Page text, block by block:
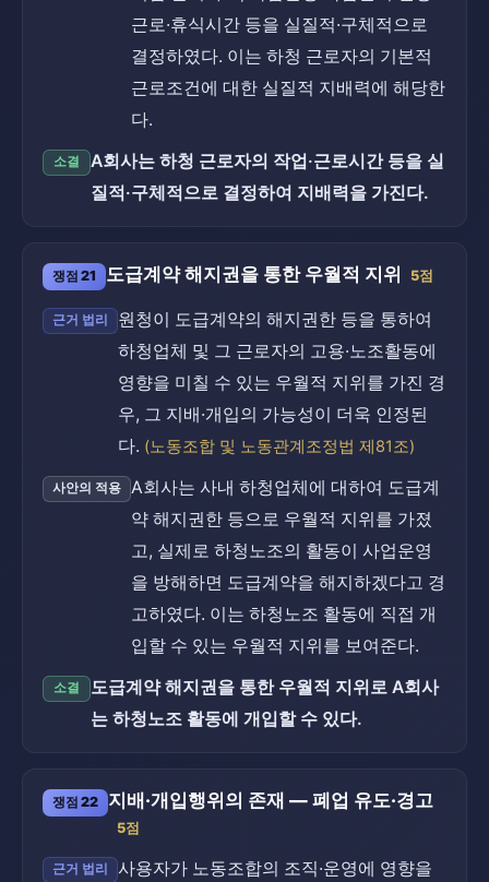
근로·휴식시간 등을 실질적·구체적으로
결정하였다. 이는 하청 근로자의 기본적
근로조건에 대한 실질적 지배력에 해당한
다.
소결
A회사는 하청 근로자의 작업·근로시간 등을 실
질적·구체적으로 결정하여 지배력을 가진다.
쟁점 21 도급계약 해지권을 통한 우월적 지위 5점
근거 법리
원청이 도급계약의 해지권한 등을 통하여
하청업체 및 그 근로자의 고용·노조활동에
영향을 미칠 수 있는 우월적 지위를 가진 경
우, 그 지배·개입의 가능성이 더욱 인정된
다. (노동조합 및 노동관계조정법 제81조)
사안의 적용
A회사는 사내 하청업체에 대하여 도급계
약 해지권한 등으로 우월적 지위를 가졌
고, 실제로 하청노조의 활동이 사업운영
을 방해하면 도급계약을 해지하겠다고 경
고하였다. 이는 하청노조 활동에 직접 개
입할 수 있는 우월적 지위를 보여준다.
소결
도급계약 해지권을 통한 우월적 지위로 A회사
는 하청노조 활동에 개입할 수 있다.
쟁점 22 지배·개입행위의 존재 — 폐업 유도·경고
5점
근거 법리
사용자가 노동조합의 조직·운영에 영향을